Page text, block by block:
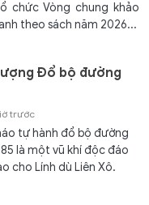
chức Vòng chung khảo
theo sách năm 2026...
Đổ bộ đường
trước
tự hành đổ bộ đường
là một vũ khí độc đáo
cho Lính dù Liên Xô.